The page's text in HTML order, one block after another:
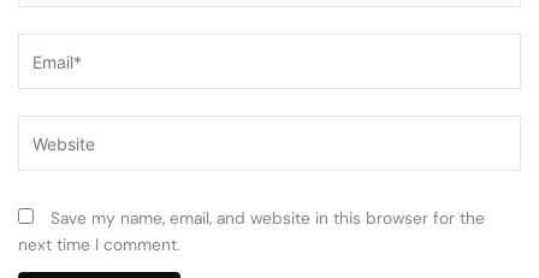
Save my name, email, and website in this browser for the
next time I comment.